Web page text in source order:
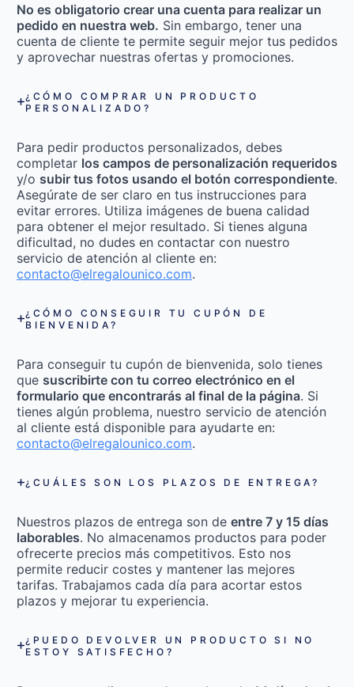
No es obligatorio crear una cuenta para realizar un
pedido en nuestra web. Sin embargo, tener una
cuenta de cliente te permite seguir mejor tus pedidos
y aprovechar nuestras ofertas y promociones.
¿CÓMO COMPRAR UN PRODUCTO
PERSONALIZADO?
Para pedir productos personalizados, debes
completar los campos de personalización requeridos
y/o subir tus fotos usando el botón correspondiente.
Asegúrate de ser claro en tus instrucciones para
evitar errores. Utiliza imágenes de buena calidad
para obtener el mejor resultado. Si tienes alguna
dificultad, no dudes en contactar con nuestro
servicio de atención al cliente en:
contacto@elregalounico.com.
¿CÓMO CONSEGUIR TU CUPÓN DE
BIENVENIDA?
Para conseguir tu cupón de bienvenida, solo tienes
que suscribirte con tu correo electrónico en el
formulario que encontrarás al final de la página. Si
tienes algún problema, nuestro servicio de atención
al cliente está disponible para ayudarte en:
contacto@elregalounico.com.
¿CUÁLES SON LOS PLAZOS DE ENTREGA?
Nuestros plazos de entrega son de entre 7 y 15 días
laborables. No almacenamos productos para poder
ofrecerte precios más competitivos. Esto nos
permite reducir costes y mantener las mejores
tarifas. Trabajamos cada día para acortar estos
plazos y mejorar tu experiencia.
¿PUEDO DEVOLVER UN PRODUCTO SI NO
ESTOY SATISFECHO?